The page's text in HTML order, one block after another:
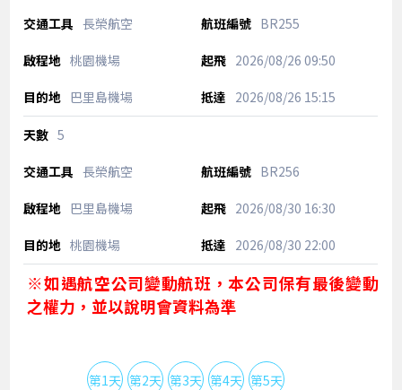
長榮航空 BR255
桃園機場 2026/08/26 09:50
巴里島機場 2026/08/26 15:15
5
長榮航空 BR256
巴里島機場 2026/08/30 16:30
桃園機場 2026/08/30 22:00
※如遇航空公司變動航班，本公司保有最後變動
之權力，並以說明會資料為準
第1天 第2天 第3天 第4天 第5天